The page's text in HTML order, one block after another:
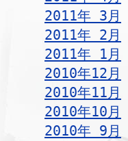
2011年 3月
2011年 2月
2011年 1月
2010年12月
2010年11月
2010年10月
2010年 9月